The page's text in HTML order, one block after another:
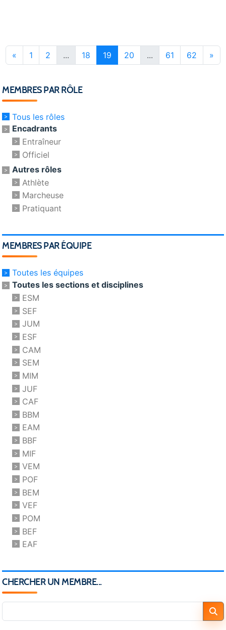
« 1 2 ... 18 19 20 ... 61 62 »
MEMBRES PAR RÔLE
Tous les rôles
Encadrants
Entraîneur
Officiel
Autres rôles
Athlète
Marcheuse
Pratiquant
MEMBRES PAR ÉQUIPE
Toutes les équipes
Toutes les sections et disciplines
ESM
SEF
JUM
ESF
CAM
SEM
MIM
JUF
CAF
BBM
EAM
BBF
MIF
VEM
POF
BEM
VEF
POM
BEF
EAF
CHERCHER UN MEMBRE...